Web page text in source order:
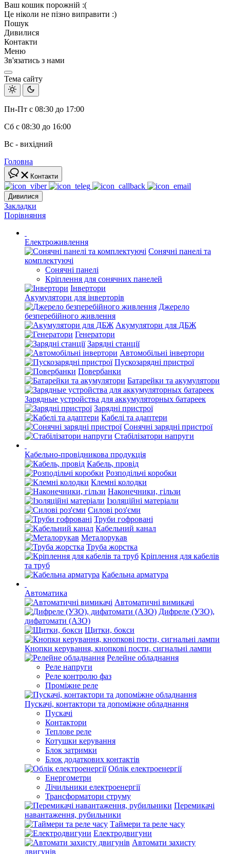
Ваш кошик порожній :(
Це ніколи не пізно виправити :)
Пошук
Дивилися
Контакти
Меню
Зв'язатись з нами
Тема сайту
Пн-Пт с 08:30 до 17:00
Сб с 08:30 до 16:00
Вс - вихідний
Головна
Контакти
Дивилися
Закладки
Порівняння
Електроживлення
Сонячні панелі та
комплектуючі
Сонячні панелі
Кріплення для сонячних панелей
Інвертори
Акумулятори для інверторів
Джерело
безперебійного живлення
Акумулятори для ДБЖ
Генератори
Зарядні станції
Автомобільні інвертори
Пускозарядні пристрої
Повербанки
Батарейки та акумулятори
Зарядные устройства для аккумуляторных батареек
Зарядні пристрої
Кабелі та адаптери
Сонячні зарядні пристрої
Стабілізатори напруги
Кабельно-провідникова продукція
Кабель, провід
Розподільчі коробки
Клемні колодки
Наконечники, гільзи
Ізоляційні матеріали
Силові роз'єми
Труби гофровані
Кабельний канал
Металорукав
Труба жорстка
Кріплення для кабелів
та труб
Кабельна арматура
Автоматика
Автоматичні вимикачі
Дифреле (УЗО),
дифатомати (АЗО)
Щитки, бокси
Кнопки керування, кнопкові пости, сигнальні лампи
Релейне обладнання
Реле напруги
Реле контролю фаз
Проміжне реле
Пускачі, контактори та допоміжне обладнання
Пускачі
Контактори
Теплове реле
Котушки керування
Блок затримки
Блок додаткових контактів
Облік електроенергії
Енергометри
Лічильники електроенергії
Трансформатори струму
Перемикачі
навантаження, рубильники
Таймери та реле часу
Електродвигуни
Автомати захисту
двигунів